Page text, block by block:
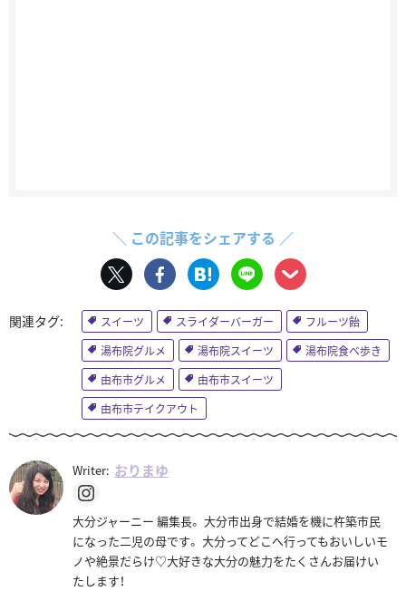
＼ この記事をシェアする ／
スイーツ スライダーバーガー
フルーツ飴
湯布院グルメ
湯布院スイーツ
湯布院食べ歩き
由布市グルメ
由布市スイーツ
由布市テイクアウト
Writer: おりまゆ
大分ジャーニー 編集長。 大分市出身で結婚を機に杵築市民
になった二児の母です。 大分ってどこへ行ってもおいしいモ
ノや絶景だらけ♡大好きな大分の魅力をたくさんお届けい
たします！